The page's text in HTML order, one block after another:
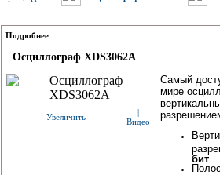
Подробнее
Осциллограф XDS3062A
Увеличить
|
Видео
Самый
мире
бит